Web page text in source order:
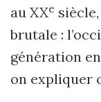
au XXe
brutale :
génération
on expliquer